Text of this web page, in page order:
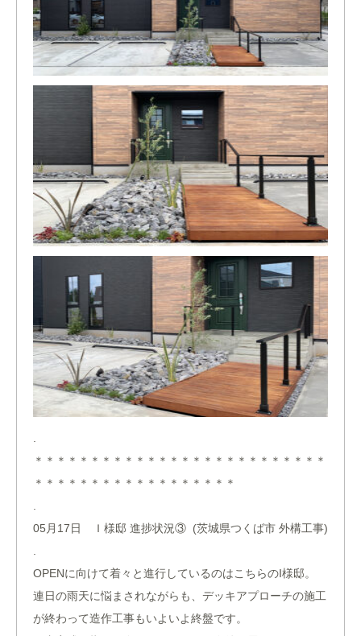
.
＊＊＊＊＊＊＊＊＊＊＊＊＊＊＊＊＊＊＊＊＊＊＊＊＊＊
＊＊＊＊＊＊＊＊＊＊＊＊＊＊＊＊＊＊
.
05月17日 Ｉ様邸 進捗状況③ (茨城県つくば市 外構工事)
.
OPENに向けて着々と進行しているのはこちらのI様邸。
連日の雨天に悩まされながらも、デッキアプローチの施工
が終わって造作工事もいよいよ終盤です。